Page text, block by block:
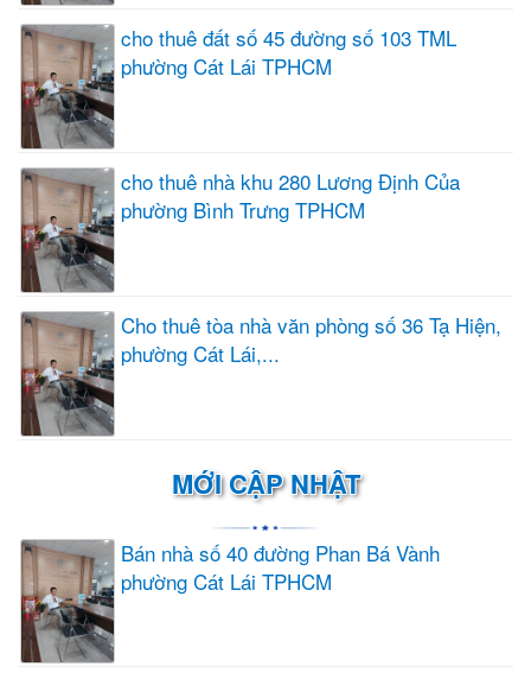
cho thuê đất số 45 đường số 103 TML
phường Cát Lái TPHCM
cho thuê nhà khu 280 Lương Định Của
phường Bình Trưng TPHCM
Cho thuê tòa nhà văn phòng số 36 Tạ Hiện,
phường Cát Lái,...
MỚI CẬP NHẬT
Bán nhà số 40 đường Phan Bá Vành
phường Cát Lái TPHCM